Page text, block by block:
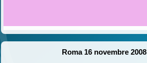
Roma 16 novembre 2008